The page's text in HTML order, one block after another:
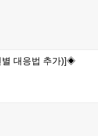
별 대응법 추가)]◈